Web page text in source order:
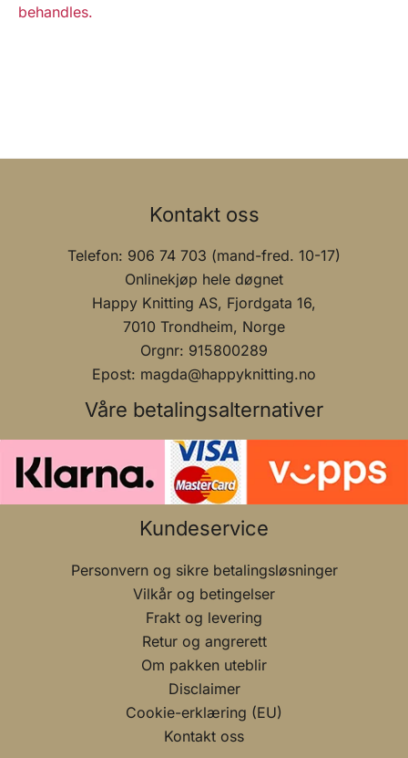
behandles.
Kontakt oss
Telefon: 906 74 703 (mand-fred. 10-17)
Onlinekjøp hele døgnet
Happy Knitting AS, Fjordgata 16,
7010 Trondheim, Norge
Orgnr: 915800289
Epost: magda@happyknitting.no
Våre betalingsalternativer
Kundeservice
Personvern og sikre betalingsløsninger
Vilkår og betingelser
Frakt og levering
Retur og angrerett
Om pakken uteblir
Disclaimer
Cookie-erklæring (EU)
Kontakt oss